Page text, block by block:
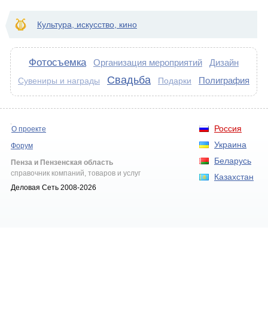
Культура, искусство, кино
Фотосъемка Организация мероприятий Дизайн
Сувениры и награды Свадьба Подарки Полиграфия
Россия
Украина
Беларусь
Казахстан
О проекте
Форум
Пенза и Пензенская область
справочник компаний, товаров и услуг
Деловая Сеть 2008-2026